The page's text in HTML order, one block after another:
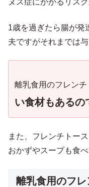
ヌス症にかかるリス
1歳を過ぎたら腸が発
夫ですがそれまでは
離乳食用のフレン
い食材もあるの
また、フレンチトー
おかずやスープも食
離乳食用のフ